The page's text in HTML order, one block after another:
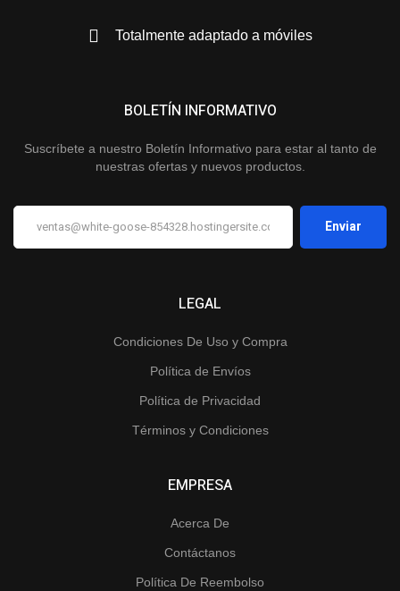
Totalmente adaptado a móviles
LEGAL
Condiciones De Uso y Compra
Política de Envíos
Política de Privacidad
Términos y Condiciones
EMPRESA
Acerca De
Contáctanos
Política De Reembolso
BOLETÍN INFORMATIVO
Suscríbete a nuestro Boletín Informativo para estar al tanto de
nuestras ofertas y nuevos productos.